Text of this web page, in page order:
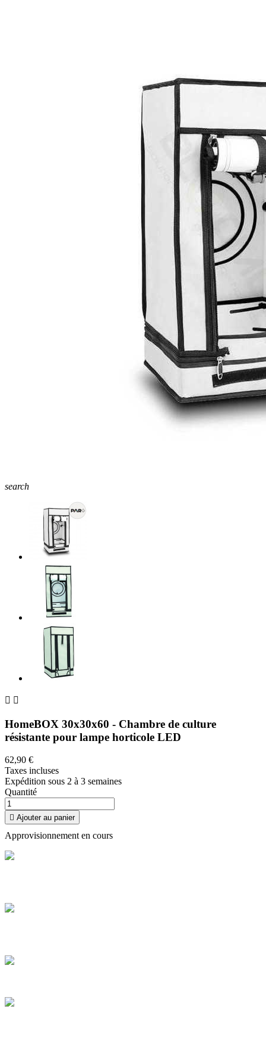
search
 
HomeBOX 30x30x60 - Chambre de culture
résistante pour lampe horticole LED
62,90 €
Taxes incluses
Expédition sous 2 à 3 semaines
Quantité
 Ajouter au panier
Approvisionnement en cours